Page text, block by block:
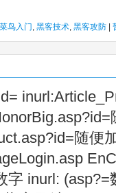
菜鸟入门, 黑客技术, 黑客攻防
随便
字 inurl: